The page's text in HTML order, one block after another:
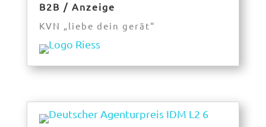
B2B / Anzeige
KVN „liebe dein gerät“